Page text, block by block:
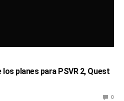
planes para PSVR 2, Quest
0